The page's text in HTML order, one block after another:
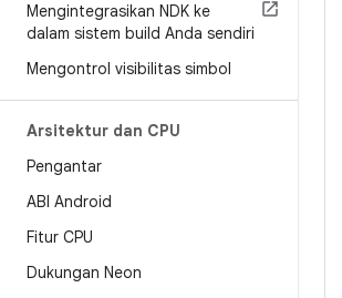
Mengintegrasikan NDK ke
dalam sistem build Anda sendiri
Mengontrol visibilitas simbol
Arsitektur dan CPU
Pengantar
ABI Android
Fitur CPU
Dukungan Neon